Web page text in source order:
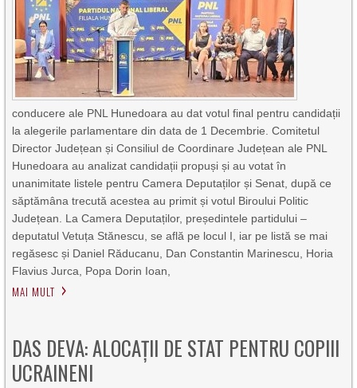
conducere ale PNL Hunedoara au dat votul final pentru candidații
la alegerile parlamentare din data de 1 Decembrie. Comitetul
Director Județean și Consiliul de Coordinare Județean ale PNL
Hunedoara au analizat candidații propuși și au votat în
unanimitate listele pentru Camera Deputaților și Senat, după ce
săptămâna trecută acestea au primit și votul Biroului Politic
Județean. La Camera Deputaților, președintele partidului –
deputatul Vetuța Stănescu, se află pe locul I, iar pe listă se mai
regăsesc și Daniel Răducanu, Dan Constantin Marinescu, Horia
Flavius Jurca, Popa Dorin Ioan,
MAI MULT
DAS DEVA: ALOCAȚII DE STAT PENTRU COPIII
UCRAINENI